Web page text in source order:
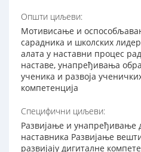
Општи циљеви:
Мотивисање и
сарадника и школских
алата у наставни процес
наставе, унапређивања
ученика и развоја
компетенција
Специфични циљеви:
Развијање и унапређивање
наставника Развијање
развијају дигиталне